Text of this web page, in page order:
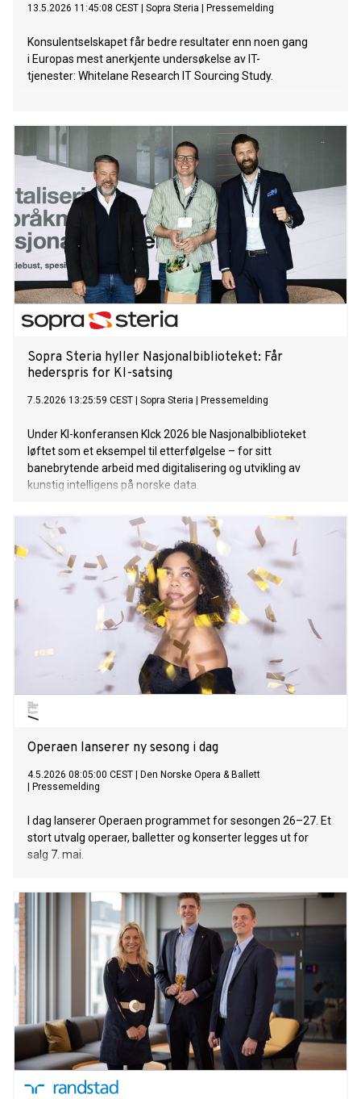
13.5.2026 11:45:08 CEST Sopra Steria Pressemelding
Konsulentselskapet får bedre resultater enn noen gang
i Europas mest anerkjente undersøkelse av IT-
tjenester: Whitelane Research IT Sourcing Study.
Sopra Steria hyller Nasjonalbiblioteket: Får
hederspris for KI-satsing
7.5.2026 13:25:59 CEST Sopra Steria Pressemelding
Under KI-konferansen KIck 2026 ble Nasjonalbiblioteket
løftet som et eksempel til etterfølgelse – for sitt
banebrytende arbeid med digitalisering og utvikling av
kunstig intelligens på norske data.
Operaen lanserer ny sesong i dag
4.5.2026 08:05:00 CEST
Den Norske Opera & Ballett
Pressemelding
I dag lanserer Operaen programmet for sesongen 26–27. Et
stort utvalg operaer, balletter og konserter legges ut for
salg 7. mai.